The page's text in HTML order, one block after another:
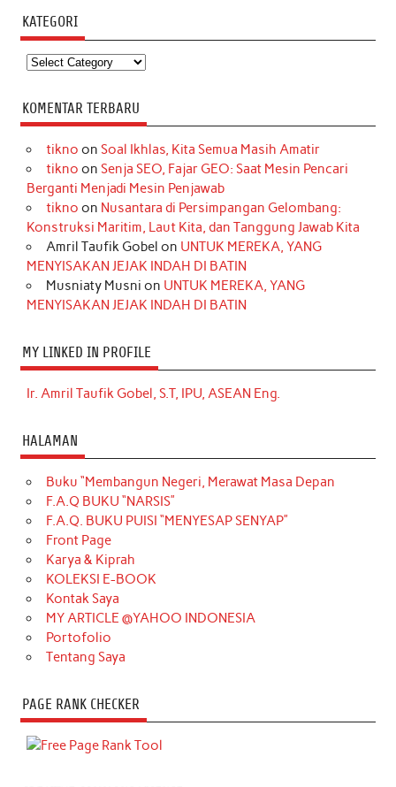
KATEGORI
Kategori
KOMENTAR TERBARU
tikno on Soal Ikhlas, Kita Semua Masih Amatir
tikno on Senja SEO, Fajar GEO: Saat Mesin Pencari
Berganti Menjadi Mesin Penjawab
tikno on Nusantara di Persimpangan Gelombang:
Konstruksi Maritim, Laut Kita, dan Tanggung Jawab Kita
Amril Taufik Gobel on UNTUK MEREKA, YANG
MENYISAKAN JEJAK INDAH DI BATIN
Musniaty Musni on UNTUK MEREKA, YANG
MENYISAKAN JEJAK INDAH DI BATIN
MY LINKED IN PROFILE
Ir. Amril Taufik Gobel, S.T, IPU, ASEAN Eng.
HALAMAN
Buku “Membangun Negeri, Merawat Masa Depan
F.A.Q BUKU “NARSIS”
F.A.Q. BUKU PUISI “MENYESAP SENYAP”
Front Page
Karya & Kiprah
KOLEKSI E-BOOK
Kontak Saya
MY ARTICLE @YAHOO INDONESIA
Portofolio
Tentang Saya
PAGE RANK CHECKER